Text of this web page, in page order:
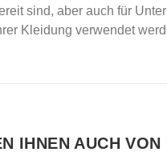
sind, aber auch für
Kleidung verwendet
IHNEN AUCH